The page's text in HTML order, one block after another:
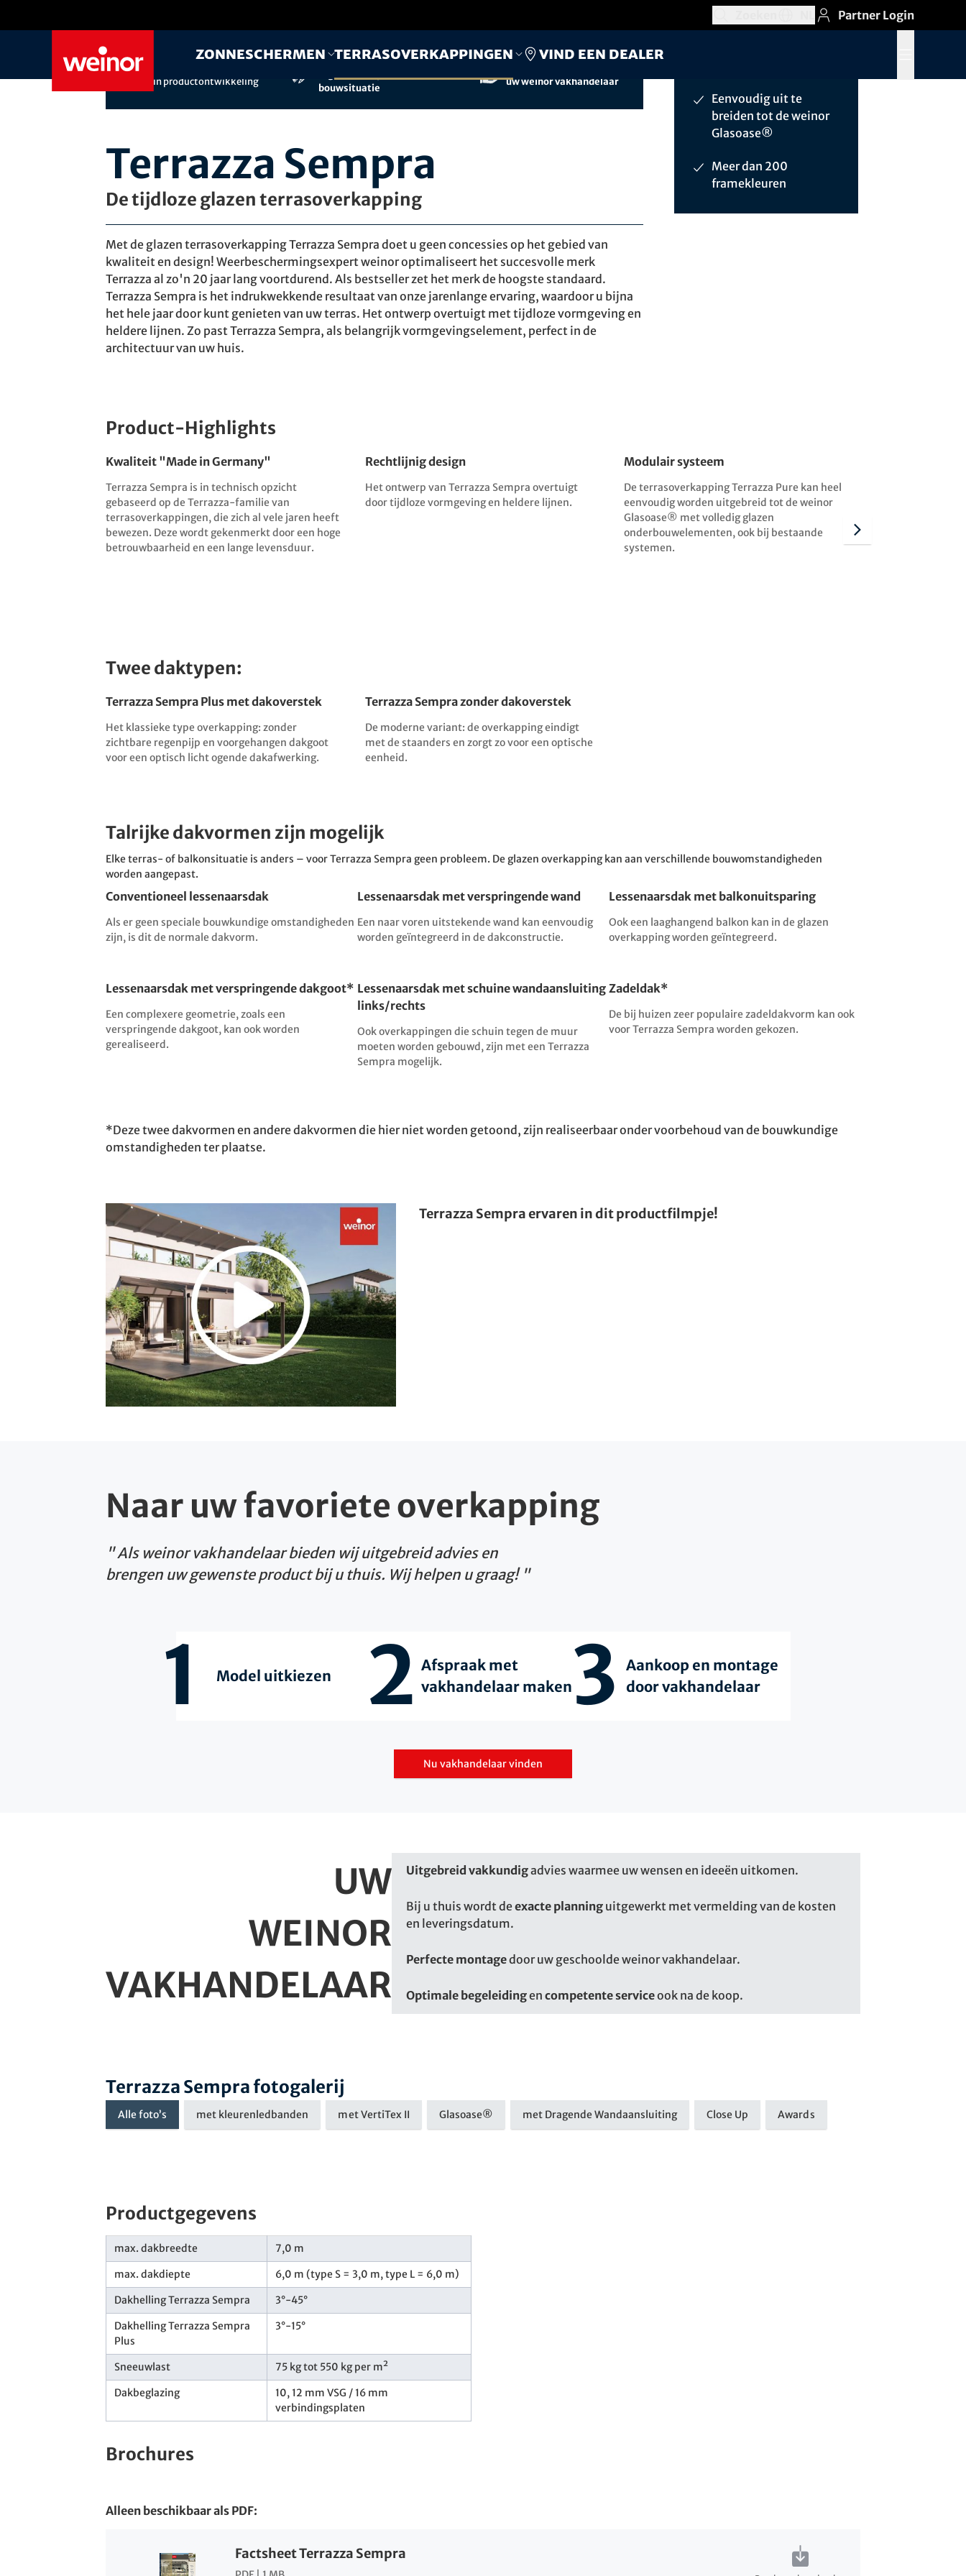
Taalkeuzegedeelte openen, Huidige
Partner Login
Zonneschermen Terrasoverkappingen Vind een dealer
in productontwikkeling
Fabricage en montage
bouwsituatie
uw weinor vakhandelaar
Terrazza Sempra
De tijdloze glazen terrasoverkapping
Met de glazen terrasoverkapping Terrazza Sempra doet u geen concessies op het gebied van
kwaliteit en design! Weerbeschermingsexpert weinor optimaliseert het succesvolle merk
Terrazza al zo'n 20 jaar lang voortdurend. Als bestseller zet het merk de hoogste standaard.
Terrazza Sempra is het indrukwekkende resultaat van onze jarenlange ervaring, waardoor u bijna
het hele jaar door kunt genieten van uw terras. Het ontwerp overtuigt met tijdloze vormgeving en
heldere lijnen. Zo past Terrazza Sempra, als belangrijk vormgevingselement, perfect in de
architectuur van uw huis.
Eenvoudig uit te
breiden tot de weinor
Glasoase®
Meer dan 200
framekleuren
Product-Highlights
Kwaliteit "Made in Germany"
Terrazza Sempra is in technisch opzicht
gebaseerd op de Terrazza-familie van
terrasoverkappingen, die zich al vele jaren heeft
bewezen. Deze wordt gekenmerkt door een hoge
betrouwbaarheid en een lange levensduur.
Rechtlijnig design
Het ontwerp van Terrazza Sempra overtuigt
door tijdloze vormgeving en heldere lijnen.
Modulair systeem
De terrasoverkapping Terrazza Pure kan heel
eenvoudig worden uitgebreid tot de weinor
Glasoase® met volledig glazen
onderbouwelementen, ook bij bestaande
systemen.
Twee daktypen:
Terrazza Sempra Plus met dakoverstek
Het klassieke type overkapping: zonder
zichtbare regenpijp en voorgehangen dakgoot
voor een optisch licht ogende dakafwerking.
Terrazza Sempra zonder dakoverstek
De moderne variant: de overkapping eindigt
met de staanders en zorgt zo voor een optische
eenheid.
Talrijke dakvormen zijn mogelijk
Elke terras- of balkonsituatie is anders – voor Terrazza Sempra geen probleem. De glazen overkapping kan aan verschillende bouwomstandigheden
worden aangepast.
Conventioneel lessenaarsdak
Als er geen speciale bouwkundige omstandigheden
zijn, is dit de normale dakvorm.
Lessenaarsdak met verspringende wand
Een naar voren uitstekende wand kan eenvoudig
worden geïntegreerd in de dakconstructie.
Lessenaarsdak met balkonuitsparing
Ook een laaghangend balkon kan in de glazen
overkapping worden geïntegreerd.
Lessenaarsdak met verspringende dakgoot*
Een complexere geometrie, zoals een
verspringende dakgoot, kan ook worden
gerealiseerd.
Lessenaarsdak met schuine wandaansluiting
links/rechts
Ook overkappingen die schuin tegen de muur
moeten worden gebouwd, zijn met een Terrazza
Sempra mogelijk.
Zadeldak*
De bij huizen zeer populaire zadeldakvorm kan ook
voor Terrazza Sempra worden gekozen.
*Deze twee dakvormen en andere dakvormen die hier niet worden getoond, zijn realiseerbaar onder voorbehoud van de bouwkundige
omstandigheden ter plaatse.
Terrazza Sempra ervaren in dit productfilmpje!
Naar uw favoriete overkapping
Als weinor vakhandelaar bieden wij uitgebreid advies en
brengen uw gewenste product bij u thuis. Wij helpen u graag!
1 Model uitkiezen 2 Afspraak met
vakhandelaar maken3
Aankoop en montage
door vakhandelaar
Nu vakhandelaar vinden
UW
WEINOR
VAKHANDELAAR
Uitgebreid vakkundigadvies waarmee uw wensen en ideeën uitkomen.
Bij u thuis wordt deexacte planning uitgewerkt met vermelding van de kosten
en leveringsdatum.
Perfecte montagedoor uw geschoolde weinor vakhandelaar.
Optimale begeleidingen competente serviceook na de koop.
Terrazza Sempra fotogalerij
Alle foto’s met kleurenledbanden met VertiTex II Glasoase® met Dragende Wandaansluiting Close Up Awards
Productgegevens
max. dakbreedte
7,0 m
max. dakdiepte
6,0 m (type S = 3,0 m, type L = 6,0 m)
Dakhelling Terrazza Sempra
3°-45°
Dakhelling Terrazza Sempra
Plus
3°-15°
Sneeuwlast
75 kg tot 550 kg per m²
Dakbeglazing
10, 12 mm VSG / 16 mm
verbindingsplaten
Brochures
Alleen beschikbaar als PDF:
Factsheet Terrazza Sempra